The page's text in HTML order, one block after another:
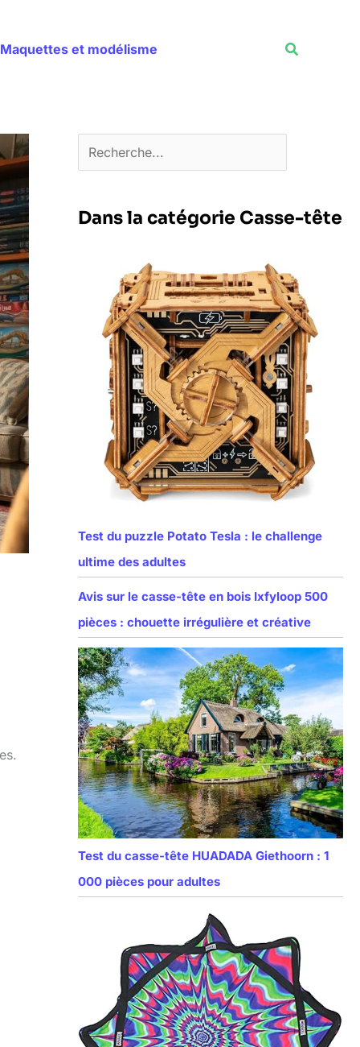
Maquettes et modélisme
Dans la catégorie Casse-tête
Test du puzzle Potato Tesla : le challenge
ultime des adultes
Avis sur le casse-tête en bois Ixfyloop 500
pièces : chouette irrégulière et créative
Test du casse-tête HUADADA Giethoorn : 1
000 pièces pour adultes